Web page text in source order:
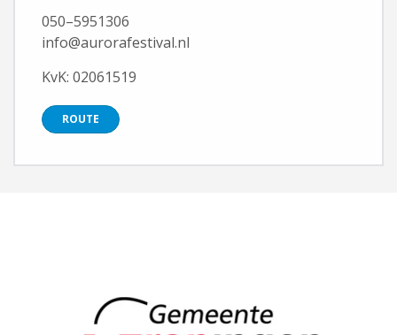
050–5951306
info@aurorafestival.nl
KvK: 02061519
ROUTE